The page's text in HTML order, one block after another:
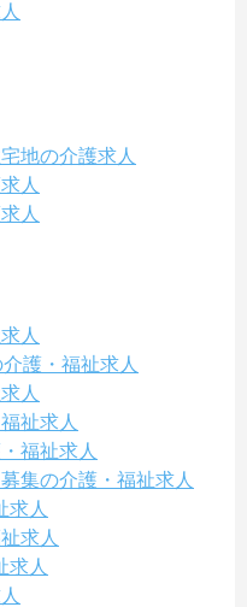
地の介護求人
人
人
人
護・福祉求人
人
祉求人
福祉求人
集の介護・福祉求人
求人
求人
求人